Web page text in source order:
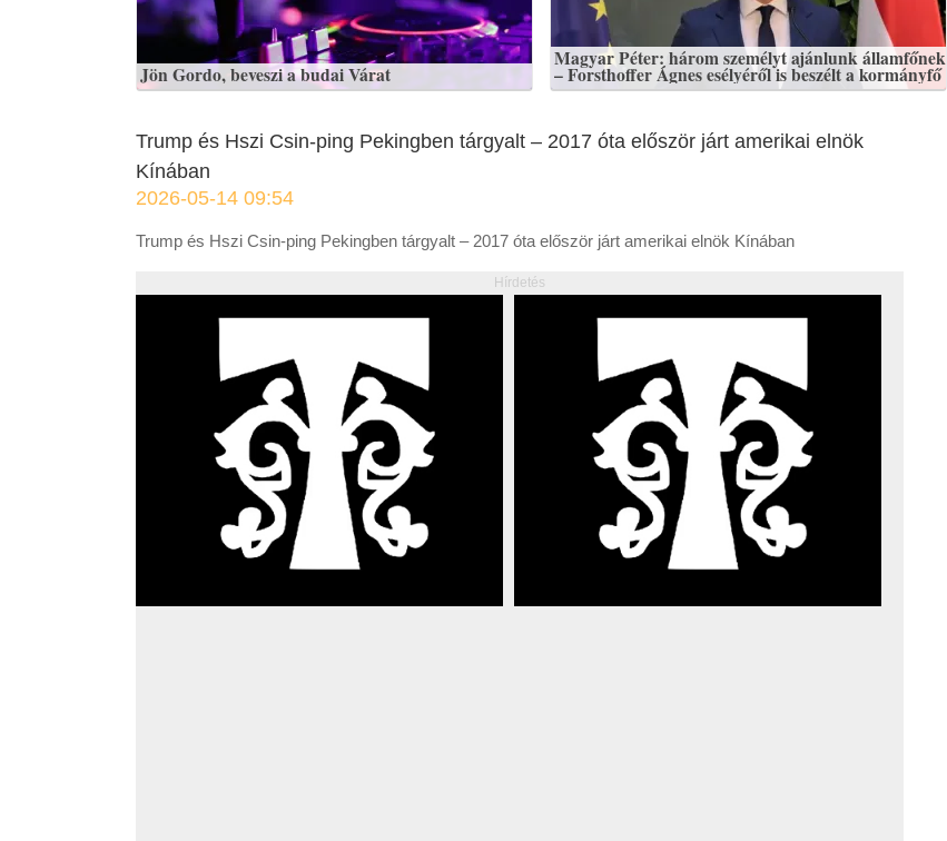
Jön Gordo, beveszi a budai Várat
Magyar Péter: három személyt ajánlunk államfőnek
– Forsthoffer Ágnes esélyéről is beszélt a kormányfő
Trump és Hszi Csin-ping Pekingben tárgyalt – 2017 óta először járt amerikai elnök
Kínában
2026-05-14 09:54
Trump és Hszi Csin-ping Pekingben tárgyalt – 2017 óta először járt amerikai elnök Kínában
Hírdetés